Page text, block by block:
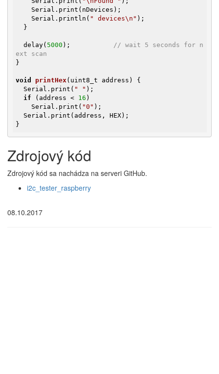
    Serial.println(
" devices\n" );
  delay(
5000 ); // wait 5 seconds for n
ext scan
}
void printHex(uint8_t address)
{
  Serial.print(
" " );
if (address < 16 )
    Serial.print(
"0" );
}
Zdrojový kód
Zdrojový kód sa nachádza na serveri GitHub.
i2c_tester_raspberry
08.10.2017